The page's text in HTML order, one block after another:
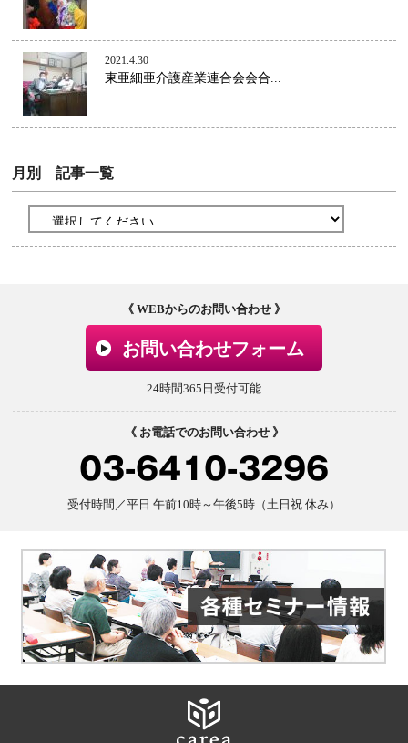
2021.4.30
東亜細亜介護産業連合会会合...
月別 記事一覧
《 WEBからのお問い合わせ 》
お問い合わせフォーム
24時間365日受付可能
《 お電話でのお問い合わせ 》
03-6410-3296
受付時間／平日 午前10時～午後5時（土日祝 休み）